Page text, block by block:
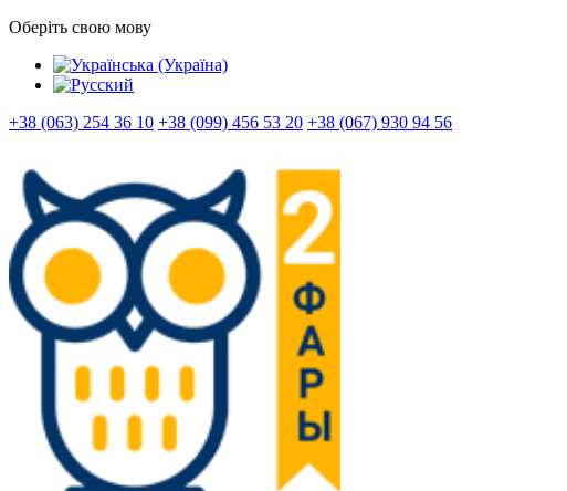
Оберіть свою мову
+38 (063) 254 36 10 +38 (099) 456 53 20 +38 (067) 930 94 56